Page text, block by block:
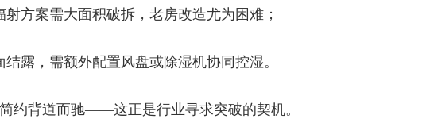
射方案需大面积破拆，老房改造尤为困难；
结露，需额外配置风盘或除湿机协同控湿。
约背道而驰——这正是行业寻求突破的契机。